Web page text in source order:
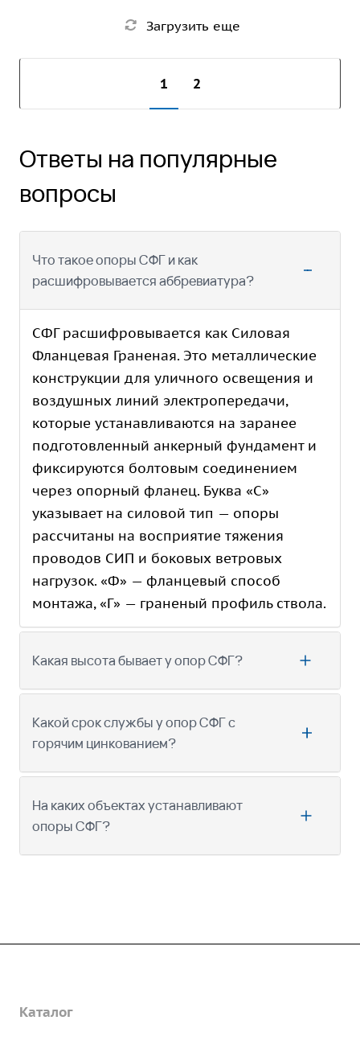
Загрузить еще
1 2
Ответы на популярные
вопросы
Что такое опоры СФГ и как
расшифровывается аббревиатура?
СФГ расшифровывается как Силовая
Фланцевая Граненая. Это металлические
конструкции для уличного освещения и
воздушных линий электропередачи,
которые устанавливаются на заранее
подготовленный анкерный фундамент и
фиксируются болтовым соединением
через опорный фланец. Буква «С»
указывает на силовой тип — опоры
рассчитаны на восприятие тяжения
проводов СИП и боковых ветровых
нагрузок. «Ф» — фланцевый способ
монтажа, «Г» — граненый профиль ствола.
Какая высота бывает у опор СФГ?
Какой срок службы у опор СФГ с
горячим цинкованием?
На каких объектах устанавливают
опоры СФГ?
О предприятии
Каталог